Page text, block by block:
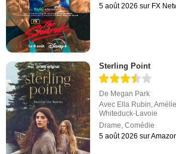
5 août 2026 sur FX
Sterling Point
De Megan Park
Avec Ella Rubin,
Whiteduck-Lavoie
Drame,Comédie
5 août 2026 sur